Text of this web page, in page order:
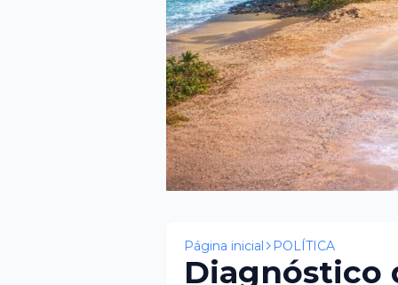
Página inicial POLÍTICA
Diagnóstico